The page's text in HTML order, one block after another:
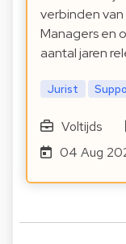
verbinden
Managers en
aantal jaren
Jurist
Voltijds
04 Aug